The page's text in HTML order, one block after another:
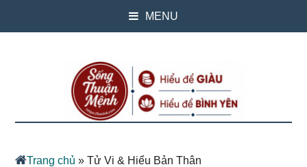
MENU
Trang chủ »Tử Vi & Hiểu Bản Thân